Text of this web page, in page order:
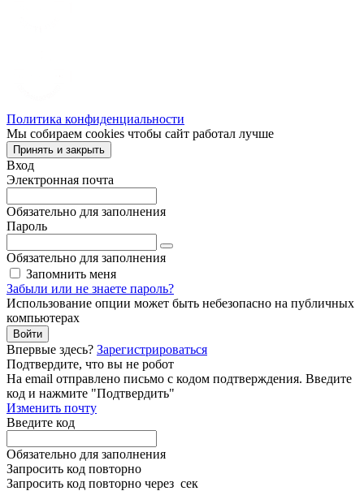
Политика конфиденциальности
Мы собираем cookies чтобы сайт работал лучше
Принять и закрыть
Вход
Электронная почта
Обязательно для заполнения
Пароль
Обязательно для заполнения
Запомнить меня
Забыли или не знаете пароль?
Использование опции может быть небезопасно на публичных
компьютерах
Войти
Впервые здесь? Зарегистрироваться
Подтвердите, что вы не робот
Ha email отправлено письмо с кодом подтверждения. Введите
код и нажмите "Подтвердить"
Изменить почту
Введите код
Обязательно для заполнения
Запросить код повторно
Запросить код повторно через сек